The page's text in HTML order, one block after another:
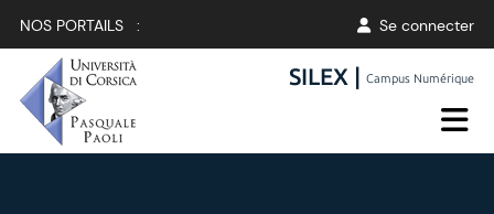
NOS PORTAILS : Se connecter
SILEX |Campus Numérique